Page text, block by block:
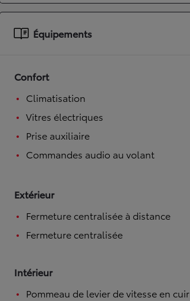
Nouvelle Yaris Cross
Disponible prochainement
Équipements
Confort
Climatisation
Vitres électriques
Prise auxiliaire
Commandes audio au volant
Extérieur
Fermeture centralisée à distance
Fermeture centralisée
Intérieur
Pommeau de levier de vitesse en cuir